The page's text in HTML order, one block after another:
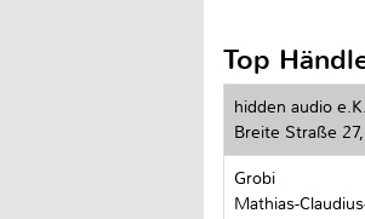
Top
hidden audio e.K.
Breite Straße 27,
Grobi
Mathias-